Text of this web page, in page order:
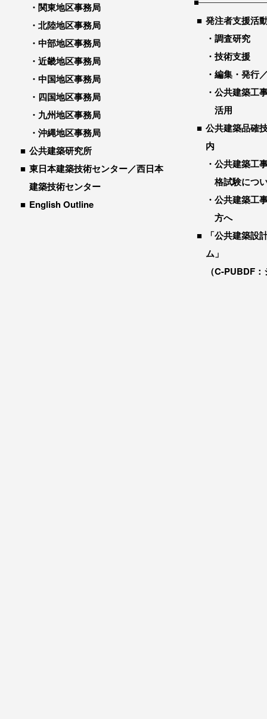
関東地区事務局
北陸地区事務局
中部地区事務局
近畿地区事務局
中国地区事務局
四国地区事務局
九州地区事務局
沖縄地区事務局
公共建築研究所
東日本建築技術センター／西日本
建築技術センター
English Outline
発注者支援活
調査研究
技術支援
編集・発行
公共建築工
活用
公共建築品確
内
公共建築工
格試験につ
公共建築工
方へ
「公共建築設
ム」
（C-PUBDF